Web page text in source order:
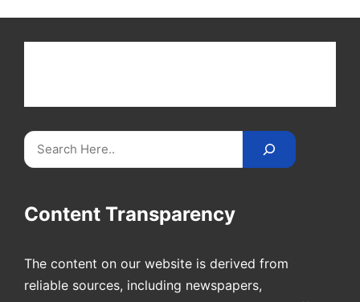
Search
Content Transparency
The content on our website is derived from
reliable sources, including newspapers,